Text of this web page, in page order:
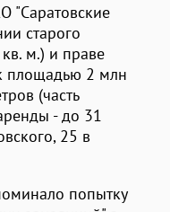
"Саратовские
старого
м.) и праве
площадью 2 млн
(часть
- до 31
25 в
попытку